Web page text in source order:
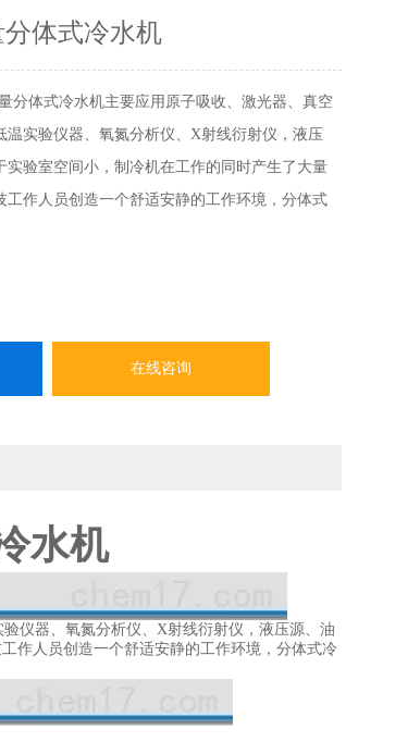
体式冷水机
分体式冷水机主要应用原子吸收、激光器、真空
温实验仪器、氧氮分析仪、X射线衍射仪，液压
实验室空间小，制冷机在工作的同时产生了大量
工作人员创造一个舒适安静的工作环境，分体式
在线咨询
水机
仪器、氧氮分析仪、X射线衍射仪，液压源、油
作人员创造一个舒适安静的工作环境，分体式冷